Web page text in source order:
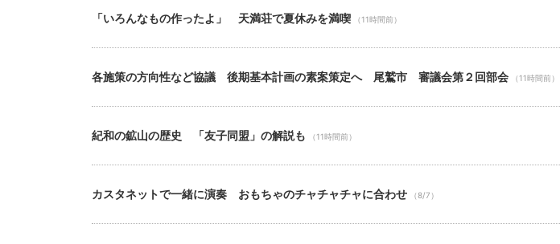
「いろんなもの作ったよ」 天満荘で夏休みを満喫 （11時間前）
各施策の方向性など協議 後期基本計画の素案策定へ 尾鷲市 審議会第２回部会 （11時間前）
紀和の鉱山の歴史 「友子同盟」の解説も （11時間前）
カスタネットで一緒に演奏 おもちゃのチャチャチャに合わせ （8/7）